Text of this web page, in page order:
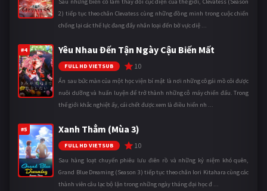
2) tiếp tục theo chân Clevatess cùng những đồng minh trong cuộc chiến
chống lại các thế lực đang đẩy nhân loại đến bờ vực diệ ...
#4 Yêu Nhau Đến Tận Ngày Cậu Biến Mất
FULL HD VIETSUB 10
Ẩn sau bức màn của một học viện bí mật là nơi những cô gái mồ côi được
nuôi dưỡng và huấn luyện để trở thành những cỗ máy chiến đấu. Trong
thế giới khắc nghiệt ấy, cái chết được xem là điều hiển nh ...
#5 Xanh Thẳm (Mùa 3)
FULL HD VIETSUB 10
Sau hàng loạt chuyến phiêu lưu điên rồ và những kỷ niệm khó quên,
Grand Blue Dreaming (Season 3) tiếp tục theo chân Iori Kitahara cùng các
thành viên câu lạc bộ lặn trong những ngày tháng đại học đ ...